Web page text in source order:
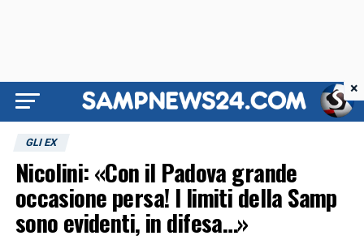
GLI EX
Nicolini: «Con il Padova grande
occasione persa! I limiti della Samp
sono evidenti, in difesa…»
×